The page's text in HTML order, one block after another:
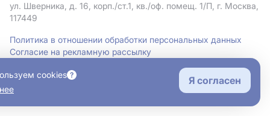
ул. Шверника, д. 16, корп./ст.1, кв./оф. помещ. 1/П, г. Москва,
117449
Политика в отношении обработки персональных данных
Согласие на рекламную рассылку
cookies
Я согласен